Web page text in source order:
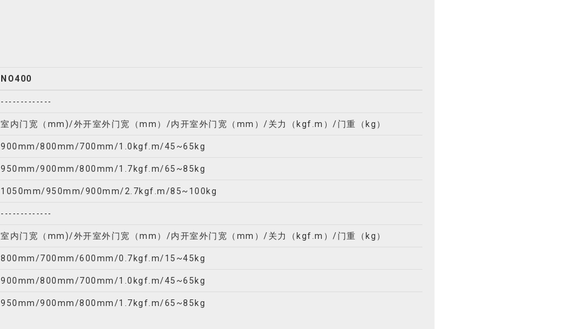
NO400
-------------
室内门宽（mm)/外开室外门宽（mm）/内开室外门宽（mm）/关力（kgf.m）/门重（kg）
900mm/800mm/700mm/1.0kgf.m/45~65kg
950mm/900mm/800mm/1.7kgf.m/65~85kg
1050mm/950mm/900mm/2.7kgf.m/85~100kg
-------------
室内门宽（mm)/外开室外门宽（mm）/内开室外门宽（mm）/关力（kgf.m）/门重（kg）
800mm/700mm/600mm/0.7kgf.m/15~45kg
900mm/800mm/700mm/1.0kgf.m/45~65kg
950mm/900mm/800mm/1.7kgf.m/65~85kg